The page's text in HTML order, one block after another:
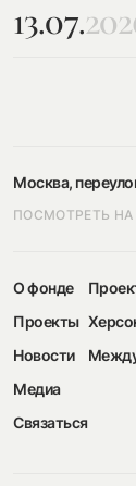
13.07.
Москва,
ПОСМОТРЕТЬ НА
О фонде
Проекты
Новости
Медиа
Связаться